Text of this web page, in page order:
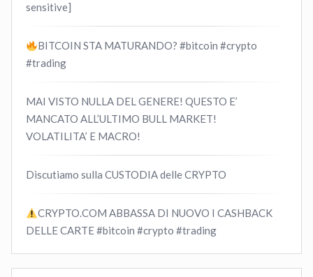
sensitive]
BITCOIN STA MATURANDO? #bitcoin #crypto
#trading
MAI VISTO NULLA DEL GENERE! QUESTO E’
MANCATO ALL’ULTIMO BULL MARKET!
VOLATILITA’ E MACRO!
Discutiamo sulla CUSTODIA delle CRYPTO
CRYPTO.COM ABBASSA DI NUOVO I CASHBACK
DELLE CARTE #bitcoin #crypto #trading